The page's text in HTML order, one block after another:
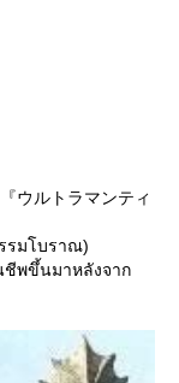
ウルトラマンティ
รมโบราณ)
ชีพขึ้นมาหลังจาก